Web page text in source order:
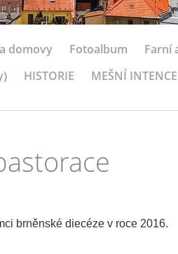
domovy Fotoalbum
Farní
HISTORIE MEŠNÍ INTENCE
brněnské diecéze v roce 2016.